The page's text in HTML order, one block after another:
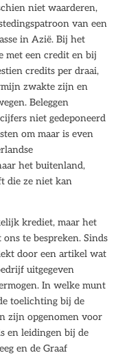
niet waarderen,
van een
in Azië. Bij het
met een credit en bij
credits per draai,
zwakte zijn en
Beleggen
niet gedeponeerd
om maar is even
het buitenland,
die ze niet kan
krediet, maar het
te bespreken. Sinds
door een artikel wat
uitgegeven
In welke munt
toelichting bij de
zijn opgenomen voor
en leidingen bij de
en de Graaf